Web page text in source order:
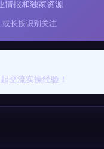
情报和独家资源
或长按识别关注
交流实操经验！